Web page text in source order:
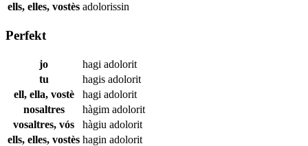
ells, elles, vostès adolorissin
Perfekt
jo hagi adolorit
tu
hagis adolorit
ell, ella, vostè
hagi adolorit
nosaltres
hàgim adolorit
vosaltres, vós
hàgiu adolorit
ells, elles, vostès hagin adolorit